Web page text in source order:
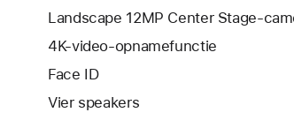
Landscape 12MP Center Stage-
4K-video-opnamefunctie
Face ID
Vier speakers